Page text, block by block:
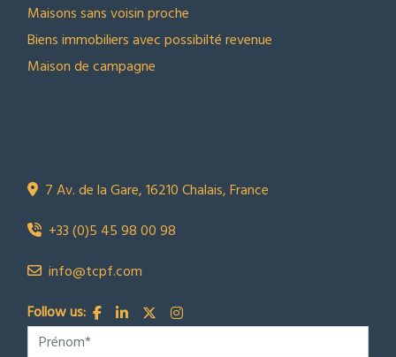
Maisons sans voisin proche
Biens immobiliers avec possibilté revenue
Maison de campagne
7 Av. de la Gare, 16210 Chalais, France
+33 (0)5 45 98 00 98
info@tcpf.com
Follow us: